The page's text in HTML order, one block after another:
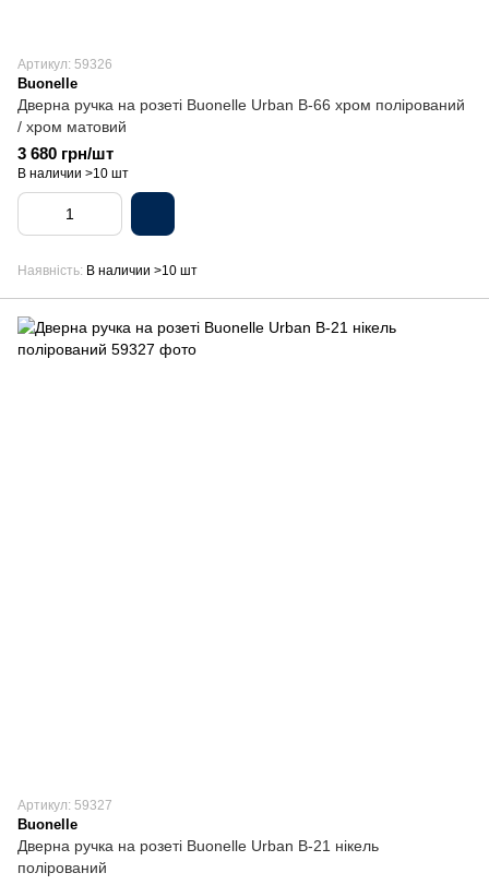
Артикул: 59326
Buonelle
Дверна ручка на розеті Buonelle Urban B-66 хром полірований
/ хром матовий
3 680 грн/шт
В наличии >10 шт
Наявність В наличии >10 шт
Артикул: 59327
Buonelle
Дверна ручка на розеті Buonelle Urban B-21 нікель
полірований